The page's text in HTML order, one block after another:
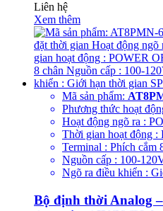
Liên hệ
Xem thêm
Mã sản phẩm:
Phương thức hoạt
Hoạt động ngõ ra :
Thời gian hoạt động
Terminal : Phích cắm
Nguồn cấp : 100-
Ngõ ra điều khiển :
Bộ định thời Analog